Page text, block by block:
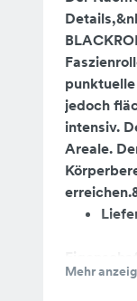
jedoch
intensiv.
Areale.
Mehr